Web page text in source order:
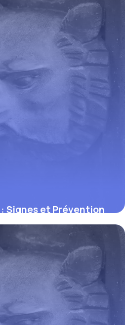
Signes et Prévention